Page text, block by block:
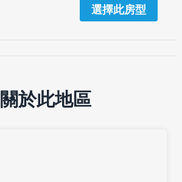
選擇此房型
關於此地區